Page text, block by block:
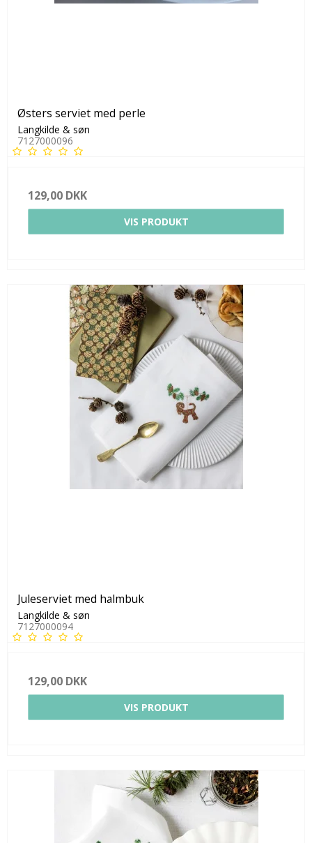
Østers serviet med perle
Langkilde & søn
7127000096
129,00 DKK
VIS PRODUKT
Juleserviet med halmbuk
Langkilde & søn
7127000094
129,00 DKK
VIS PRODUKT